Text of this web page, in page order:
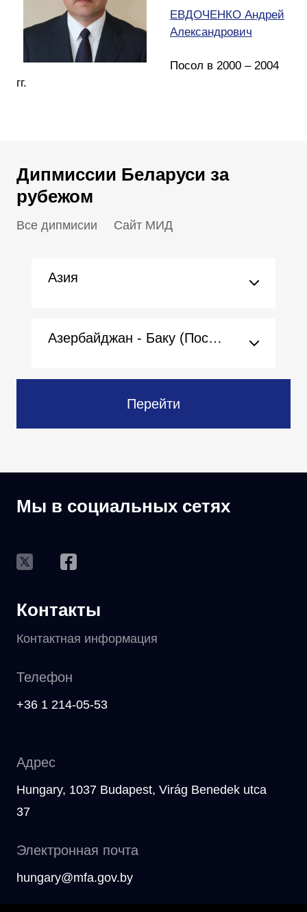
ЕВДОЧЕНКО Андрей
Александрович
Посол в 2000 – 2004
гг.
Дипмиссии Беларуси за
рубежом
Все дипмисии Сайт МИД
Азия
Азербайджан - Баку (Посольство)
Перейти
Мы в социальных сетях
Контакты
Контактная информация
Телефон
+36 1 214-05-53
Адрес
Hungary, 1037 Budapest, Virág Benedek utca
37
Электронная почта
hungary@mfa.gov.by